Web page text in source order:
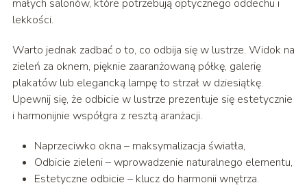
małych salonów, które potrzebują optycznego oddechu i
lekkości.
Warto jednak zadbać o to, co odbija się w lustrze. Widok na
zieleń za oknem, pięknie zaaranżowaną półkę, galerię
plakatów lub elegancką lampę to strzał w dziesiątkę.
Upewnij się, że odbicie w lustrze prezentuje się estetycznie
i harmonijnie współgra z resztą aranżacji.
Naprzeciwko okna – maksymalizacja światła,
Odbicie zieleni – wprowadzenie naturalnego elementu,
Estetyczne odbicie – klucz do harmonii wnętrza.